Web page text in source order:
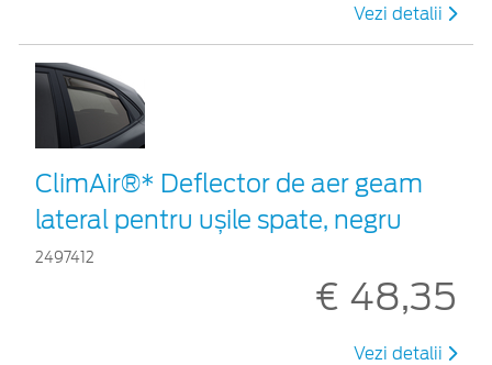
Vezi detalii
ClimAir®* Deflector de aer geam
lateral pentru ușile spate, negru
2497412
€ 48,35
Vezi detalii